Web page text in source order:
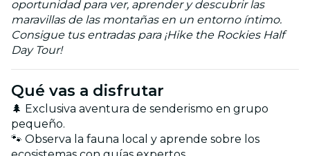
oportunidad para ver, aprender y descubrir las
maravillas de las montañas en un entorno íntimo.
Consigue tus entradas para ¡Hike the Rockies Half
Day Tour!
Qué vas a disfrutar
🌲 Exclusiva aventura de senderismo en grupo
pequeño.
🐾 Observa la fauna local y aprende sobre los